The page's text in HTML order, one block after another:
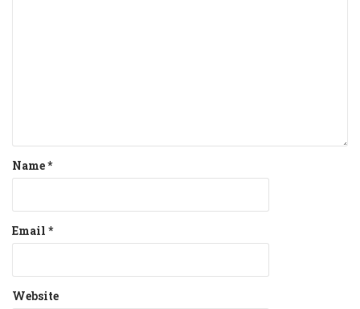
Name*
Email *
Website